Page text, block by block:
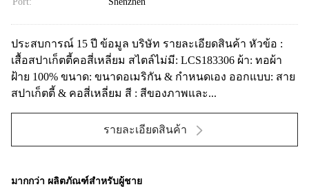
ประสบการณ์ 15 ปี ข้อมูล บริษัท รายละเอียดสินค้า หัวข้อ :
เสื้อสปาเก็ตตี้คอสี่เหลี่ยม สไตล์ไม่มี: LCS183306 ผ้า: ทอผ้า
ฝ้าย 100% ขนาด: ขนาดอเมริกัน & กำหนดเอง ออกแบบ: สาย
สปาเก็ตตี้ & คอสี่เหลี่ยม สี : สีของภาพและ...
รายละเอียดสินค้า
มากกว่า ผลิตภัณฑ์สำหรับผู้ชาย